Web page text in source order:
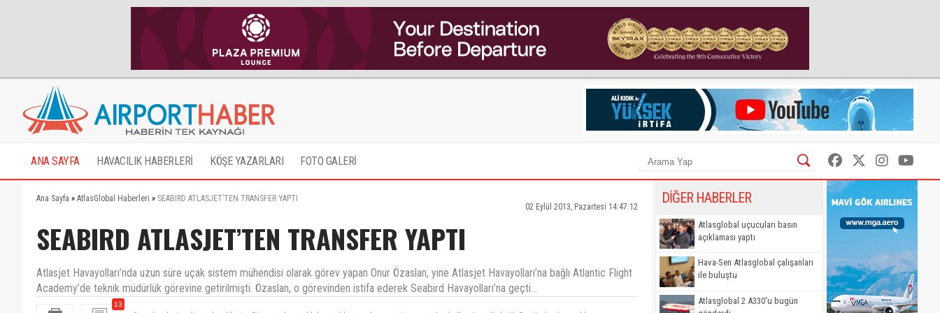
ANA SAYFA HAVACILIK HABERLERİ KÖŞE YAZARLARI FOTO GALERİ
Ana Sayfa » AtlasGlobal Haberleri » SEABIRD ATLASJET’TEN TRANSFER YAPTI
02 Eylül 2013, Pazartesi 14:47:12
SEABIRD ATLASJET’TEN TRANSFER YAPTI
Atlasjet Havayolları’nda uzun süre uçak sistem mühendisi olarak görev yapan Onur Özaslan, yine Atlasjet Havayolları’na bağlı Atlantic Flight
Academy’de teknik müdürlük görevine getirilmişti. Özaslan, o görevinden istifa ederek Seabird Havayolları’na geçti...
13
DİĞER HABERLER
Atlasglobal uçucuları basın
açıklaması yaptı
Hava-Sen Atlasglobal çalışanları
ile buluştu
Atlasglobal 2 A330'u bugün